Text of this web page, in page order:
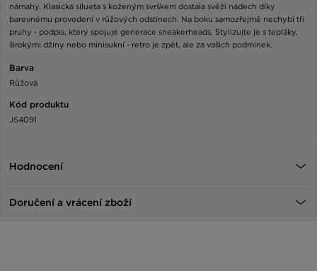
námahy. Klasická silueta s koženým svrškem dostala svěží nádech díky
barevnému provedení v růžových odstínech. Na boku samozřejmě nechybí tři
pruhy - podpis, který spojuje generace sneakerheads. Stylizujte je s tepláky,
širokými džíny nebo minisukní - retro je zpět, ale za vašich podmínek.
Barva
Růžová
Kód produktu
JS4091
Hodnocení
Doručení a vrácení zboží